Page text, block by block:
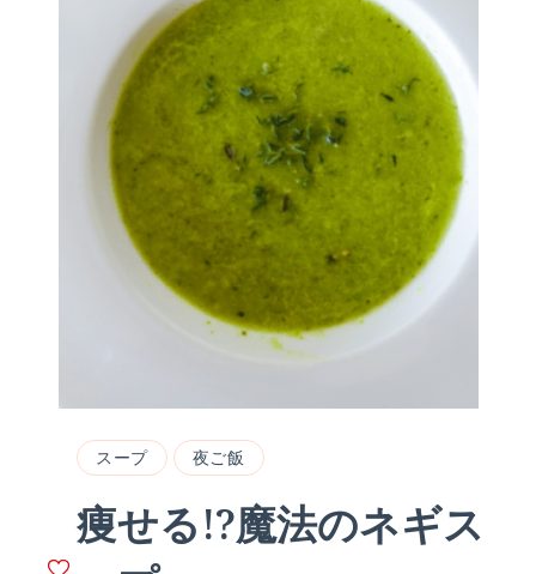
スープ 夜ご飯
痩せる!?魔法のネギス